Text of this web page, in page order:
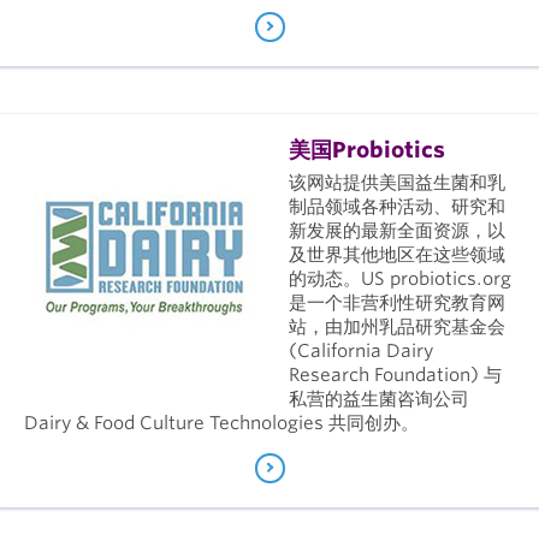
美国Probiotics
该网站提供美国益生菌和乳
制品领域各种活动、研究和
新发展的最新全面资源，以
及世界其他地区在这些领域
的动态。US probiotics.org
是一个非营利性研究教育网
站，由加州乳品研究基金会
(California Dairy
Research Foundation) 与
私营的益生菌咨询公司
Dairy & Food Culture Technologies 共同创办。